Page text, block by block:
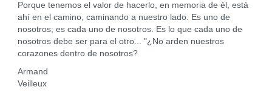
Porque tenemos el valor de hacerlo, en memoria de él, está
ahí en el camino, caminando a nuestro lado. Es uno de
nosotros; es cada uno de nosotros. Es lo que cada uno de
nosotros debe ser para el otro... "¿No arden nuestros
corazones dentro de nosotros?
Armand
Veilleux